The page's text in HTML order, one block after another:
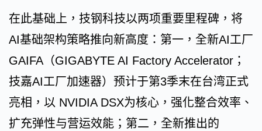
在此基础上，技钢科技以两项重要里程碑，将
AI基础架构策略推向新高度：第一，全新AI工厂
GAIFA（GIGABYTE AI Factory Accelerator；
技嘉AI工厂加速器）预计于第3季末在台湾正式
亮相，以 NVIDIA DSX为核心，强化整合效率、
扩充弹性与营运效能；第二，全新推出的